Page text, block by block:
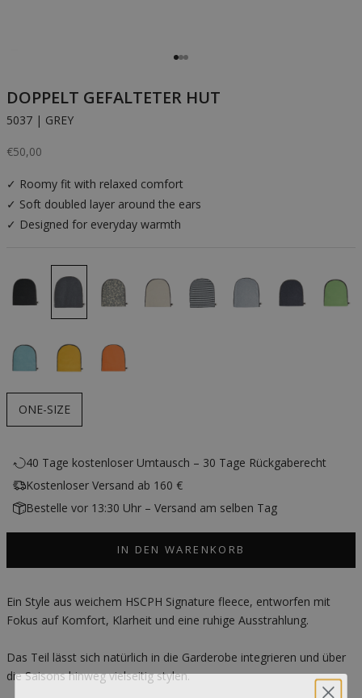
Gehe zu Element 1
Gehe zu Element 2
Gehe zu Element 3
DOPPELT GEFALTETER HUT
5037 | GREY
Angebot
€50,00
✓ Roomy fit with relaxed comfort
✓ Soft doubled layer around the ears
✓ Designed for everyday warmth
ONE-SIZE
40 Tage kostenloser Umtausch – 30 Tage Rückgaberecht
Kostenloser Versand ab 160 €
Bestelle vor 13:30 Uhr – Versand am selben Tag
IN DEN WARENKORB
Ein Style aus weichem HSCPH Signature fleece, entworfen mit
Fokus auf Komfort, Klarheit und eine ruhige Ausstrahlung.
Das Teil lässt sich natürlich in die Garderobe integrieren und über
die Saisons hinweg vielseitig stylen.